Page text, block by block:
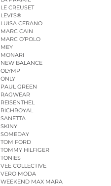
LE CREUSET
LEVI’S®
LUISA CERANO
MARC CAIN
MARC O’POLO
MEY
MONARI
NEW BALANCE
OLYMP
ONLY
PAUL GREEN
RAGWEAR
REISENTHEL
RICHROYAL
SANETTA
SKINY
SOMEDAY
TOM FORD
TOMMY HILFIGER
TONIES
VEE COLLECTIVE
VERO MODA
WEEKEND MAX MARA